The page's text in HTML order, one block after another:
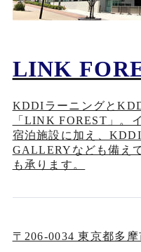
LINK
KDDIラーニングと
「LINK FOREST」。
宿泊施設に加え、
GALLERYなども備え
も承ります。
〒206-0034 東京都多